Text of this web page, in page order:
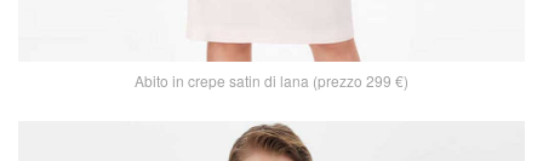
Abito in crepe satin di lana (prezzo 299 €)